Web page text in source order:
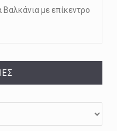
Βαλκάνια με επίκεντρο